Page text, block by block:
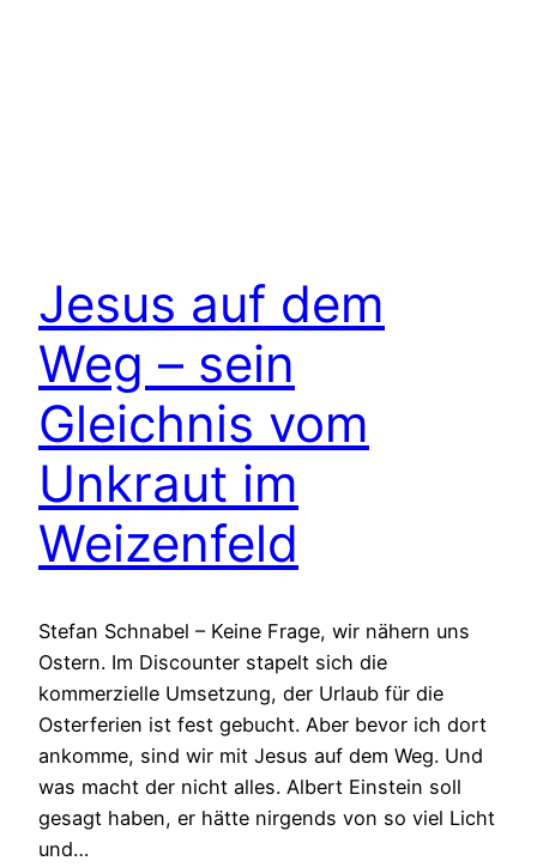
Jesus auf dem
Weg – sein
Gleichnis vom
Unkraut im
Weizenfeld
Stefan Schnabel – Keine Frage, wir nähern uns
Ostern. Im Discounter stapelt sich die
kommerzielle Umsetzung, der Urlaub für die
Osterferien ist fest gebucht. Aber bevor ich dort
ankomme, sind wir mit Jesus auf dem Weg. Und
was macht der nicht alles. Albert Einstein soll
gesagt haben, er hätte nirgends von so viel Licht
und…